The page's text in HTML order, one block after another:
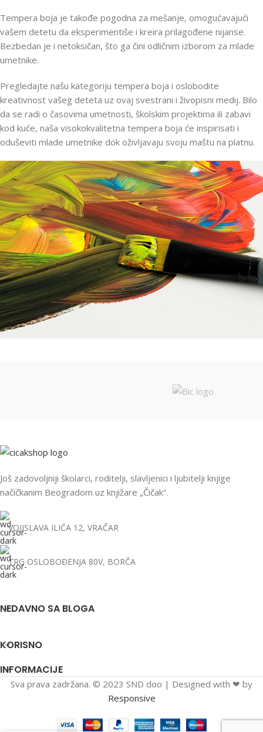
Tempera boja je takođe pogodna za mešanje, omogućavajući
vašem detetu da eksperimentiše i kreira prilagođene nijanse.
Bezbedan je i netoksičan, što ga čini odličnim izborom za mlade
umetnike.
Pregledajte našu kategoriju tempera boja i oslobodite
kreativnost vašeg deteta uz ovaj svestrani i živopisni medij. Bilo
da se radi o časovima umetnosti, školskim projektima ili zabavi
kod kuće, naša visokokvalitetna tempera boja će inspirisati i
oduševiti mlade umetnike dok oživljavaju svoju maštu na platnu.
Još zadovoljniji školarci, roditelji, slavljenici i ljubitelji knjige
načičkanim Beogradom uz knjižare „Čičak“.
VOJISLAVA ILIĆA 12, VRAČAR
TRG OSLOBOĐENJA 80V, BORČA
NEDAVNO SA BLOGA
KORISNO
INFORMACIJE
Sva prava zadržana. © 2023 SND doo | Designed with ❤ by
Responsive